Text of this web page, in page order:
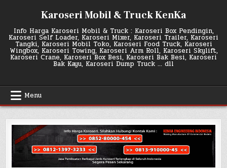
Karoseri Mobil & Truck KenKa
Info Harga Karoseri Mobil & Truck : Karoseri Box Pendingin,
Karoseri Self Loader, Karoseri Mixer, Karoseri Trailer, Karoseri
Tangki, Karoseri Mobil Toko, Karoseri Food Truck, Karoseri
Wingbox, Karoseri Towing, Karoseri Arm Roll, Karoseri Skylift,
Karoseri Crane, Karoseri Box Besi, Karoseri Bak Besi, Karoseri
Bak Kayu, Karoseri Dump Truck … dll
Menu